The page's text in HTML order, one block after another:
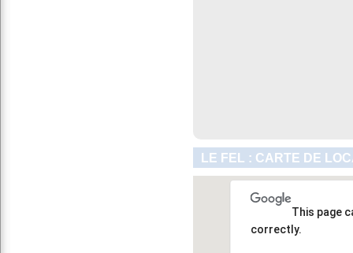
LE FEL : CARTE DE
This page
correctly.